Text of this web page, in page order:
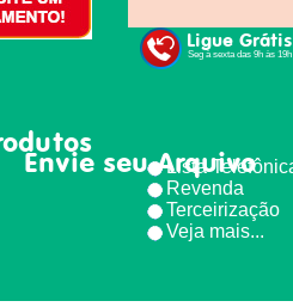
Ligue Grátis
Seg à sexta das 9h às 19h
Envie seu Arquivo
Lista
Revenda
Terceirização
Veja mais...